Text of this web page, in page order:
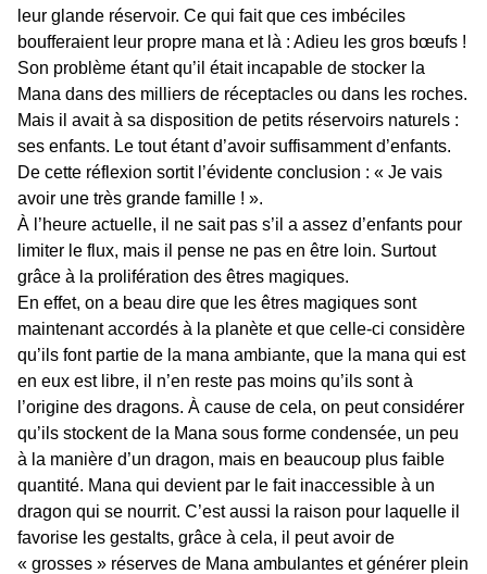
leur glande réservoir. Ce qui fait que ces imbéciles
boufferaient leur propre mana et là : Adieu les gros bœufs !
Son problème étant qu’il était incapable de stocker la
Mana dans des milliers de réceptacles ou dans les roches.
Mais il avait à sa disposition de petits réservoirs naturels :
ses enfants. Le tout étant d’avoir suffisamment d’enfants.
De cette réflexion sortit l’évidente conclusion : « Je vais
avoir une très grande famille ! ».
À l’heure actuelle, il ne sait pas s’il a assez d’enfants pour
limiter le flux, mais il pense ne pas en être loin. Surtout
grâce à la prolifération des êtres magiques.
En effet, on a beau dire que les êtres magiques sont
maintenant accordés à la planète et que celle-ci considère
qu’ils font partie de la mana ambiante, que la mana qui est
en eux est libre, il n’en reste pas moins qu’ils sont à
l’origine des dragons. À cause de cela, on peut considérer
qu’ils stockent de la Mana sous forme condensée, un peu
à la manière d’un dragon, mais en beaucoup plus faible
quantité. Mana qui devient par le fait inaccessible à un
dragon qui se nourrit. C’est aussi la raison pour laquelle il
favorise les gestalts, grâce à cela, il peut avoir de
« grosses » réserves de Mana ambulantes et générer plein